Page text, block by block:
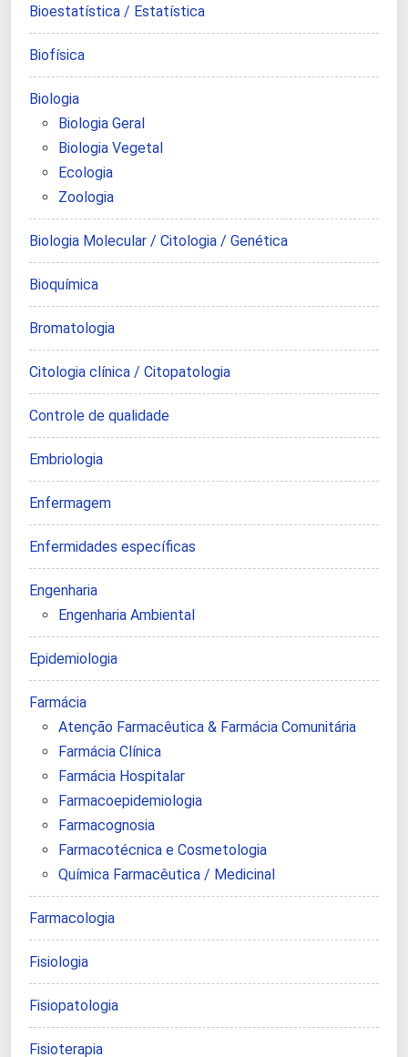
Bioestatística / Estatística
Biofísica
Biologia
Biologia Geral
Biologia Vegetal
Ecologia
Zoologia
Biologia Molecular / Citologia / Genética
Bioquímica
Bromatologia
Citologia clínica / Citopatologia
Controle de qualidade
Embriologia
Enfermagem
Enfermidades específicas
Engenharia
Engenharia Ambiental
Epidemiologia
Farmácia
Atenção Farmacêutica & Farmácia Comunitária
Farmácia Clínica
Farmácia Hospitalar
Farmacoepidemiologia
Farmacognosia
Farmacotécnica e Cosmetologia
Química Farmacêutica / Medicinal
Farmacologia
Fisiologia
Fisiopatologia
Fisioterapia